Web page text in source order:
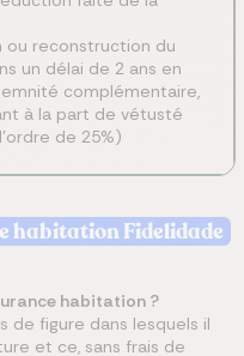
ou reconstruction du
un délai de 2 ans en
complémentaire,
à la part de vétusté
de 25%)
habitation Fidelidade
habitation ?
de figure dans lesquels il
et ce, sans frais de